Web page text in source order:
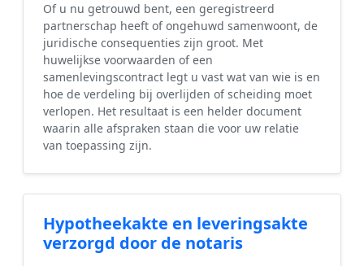
Of u nu getrouwd bent, een geregistreerd
partnerschap heeft of ongehuwd samenwoont, de
juridische consequenties zijn groot. Met
huwelijkse voorwaarden of een
samenlevingscontract legt u vast wat van wie is en
hoe de verdeling bij overlijden of scheiding moet
verlopen. Het resultaat is een helder document
waarin alle afspraken staan die voor uw relatie
van toepassing zijn.
Hypotheekakte en leveringsakte
verzorgd door de notaris